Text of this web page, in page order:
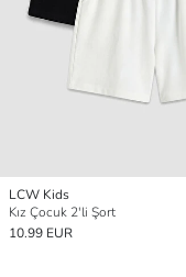
LCW Kids
Kız Çocuk 2'li Şort
10.99 EUR